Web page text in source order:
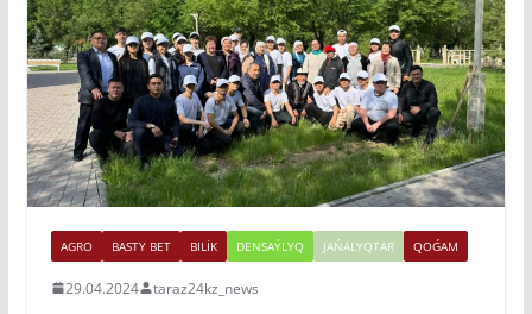
AGRO BASTY BET BILİK DENSAÝLYQ JAŃALYQTAR QOǴAM
29.04.2024 taraz24kz_news